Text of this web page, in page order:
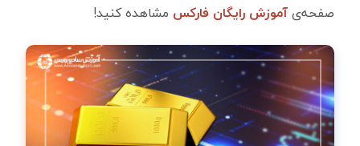
صفحه‌یآموزش رایگان فارکس مشاهده کنید!